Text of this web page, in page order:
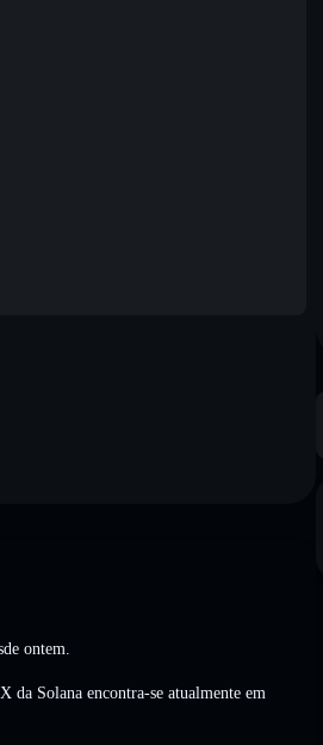
ontem.
da Solana encontra-se atualmente em